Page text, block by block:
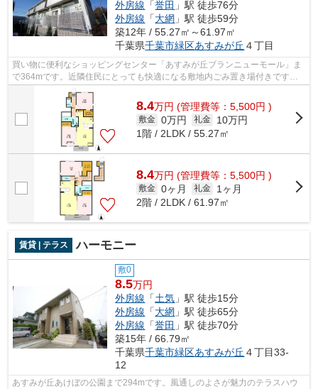
外房線 「誉田 」駅 徒歩76分
外房線 「大網 」駅 徒歩59分
築12年 / 55.27㎡～61.97㎡
千葉県千葉市緑区あすみが丘 ４丁目
買い物に便利なショッピングセンター「あすみが丘ブランニューモール」ま
で364mです。近隣住民にとっても快適になる敷地内ごみ置き場付きです。
こちらは自走式駐車場付きの物件です。...
8.4万円 (管理費等：5,500円 )
敷金 0万円 礼金
10万円
1階 / 2LDK / 55.27㎡
8.4万円 (管理費等：5,500円 )
敷金 0ヶ月 礼金
1ヶ月
2階 / 2LDK / 61.97㎡
賃貸 | テラス ハーモニー
敷0
8.5万円
外房線 「土気 」駅 徒歩15分
外房線 「大網 」駅 徒歩65分
外房線 「誉田 」駅 徒歩70分
築15年 / 66.79㎡
千葉県千葉市緑区あすみが丘 ４丁目33-
12
あすみが丘あけぼの公園まで294mです。風通しのよさが魅力のテラスハウ